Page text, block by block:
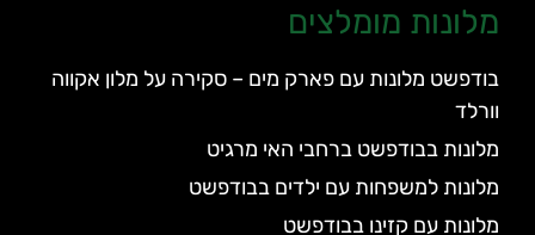
מלונות מומלצים
בודפשט מלונות עם פארק מים – סקירה על מלון אקווה
וורלד
מלונות בבודפשט ברחבי האי מרגיט
מלונות למשפחות עם ילדים בבודפשט
מלונות עם קזינו בבודפשט